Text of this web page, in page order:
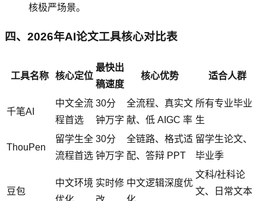
核极严场景。
四、2026年AI论文工具核心对比表
工具名称 核心定位
最快出
稿速度
核心优势 适合人群
千笔AI
中文全流
程首选
30分
钟万字
全流程、真实文
献、低 AIGC 率
所有专业毕业
生
ThouPen
留学生全
流程首选
30分
钟万字
全链路、格式适
配、答辩 PPT
留学生论文、
毕业季
豆包
中文环境 实时修 中文逻辑深度优
文科/社科论
文、日常文本